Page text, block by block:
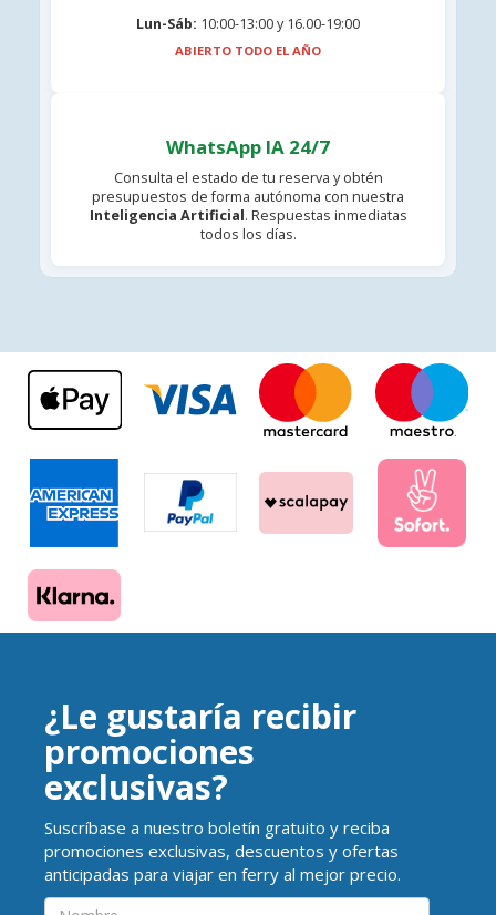
Lun-Sáb: 10:00-13:00 y 16.00-19:00
ABIERTO TODO EL AÑO
WhatsApp IA 24/7
Consulta el estado de tu reserva y obtén
presupuestos de forma autónoma con nuestra
Inteligencia Artificial. Respuestas inmediatas
todos los días.
¿Le gustaría recibir
promociones
exclusivas?
Suscríbase a nuestro boletín gratuito y reciba
promociones exclusivas, descuentos y ofertas
anticipadas para viajar en ferry al mejor precio.